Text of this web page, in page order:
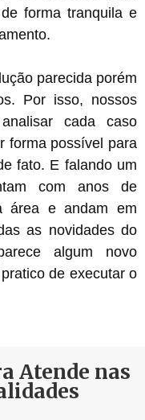
forma tranquila e
parecida porém
Por isso, nossos
cada caso
forma possível para
fato. E falando um
com anos de
área e andam em
as novidades do
algum novo
de executar o
Atende nas